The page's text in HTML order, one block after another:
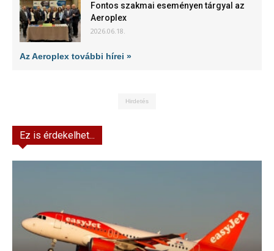
Fontos szakmai eseményen tárgyal az
Aeroplex
2026.06.18.
Az Aeroplex további hírei »
Hirdetés
Ez is érdekelhet...